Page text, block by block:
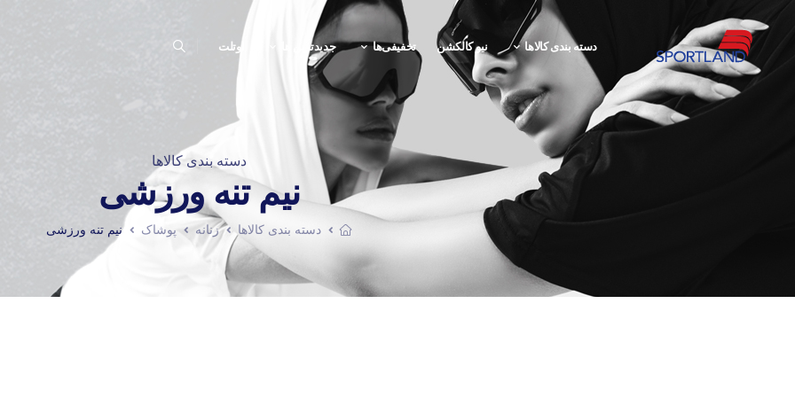
دسته بندی کالاها نیو کالکشن تخفیفی‌ها جدیدترین ها اوتلت
دسته بندی کالاها
نیم تنه ورزشی
دسته بندی کالاها زنانه پوشاک نیم تنه ورزشی